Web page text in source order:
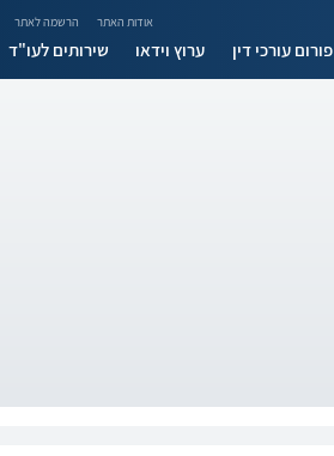
אודות האתר הרשמה לאתר
פורום עורכי דין ערוץ וידאו שירותים לעו"ד